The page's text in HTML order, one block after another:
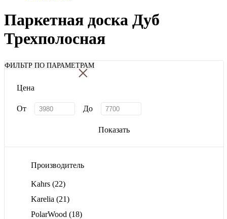
Паркетная доска Дуб
Трехполосная
ФИЛЬТР ПО ПАРАМЕТРАМ
×
Цена
От До
Показать
Производитель
Kahrs (22)
Karelia (21)
PolarWood (18)